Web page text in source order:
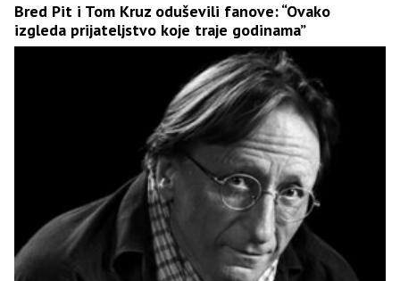
Bred Pit i Tom Kruz oduševili fanove: “Ovako
izgleda prijateljstvo koje traje godinama”